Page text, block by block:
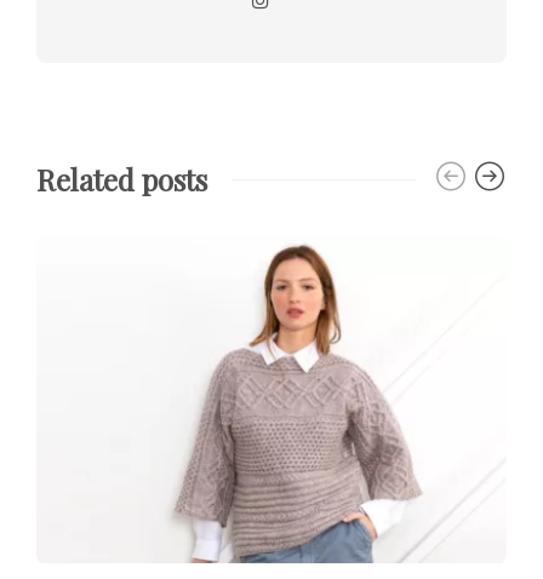
Related posts